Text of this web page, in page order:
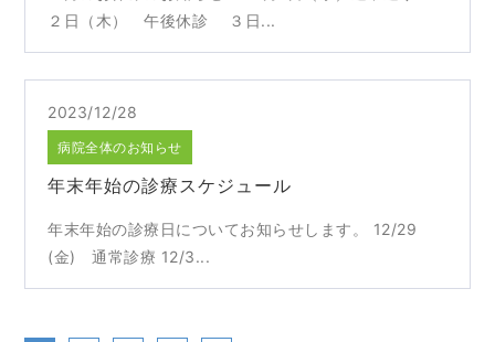
２日（木） 午後休診 ３日...
2023/12/28
病院全体のお知らせ
年末年始の診療スケジュール
年末年始の診療日についてお知らせします。 12/29
(金) 通常診療 12/3...